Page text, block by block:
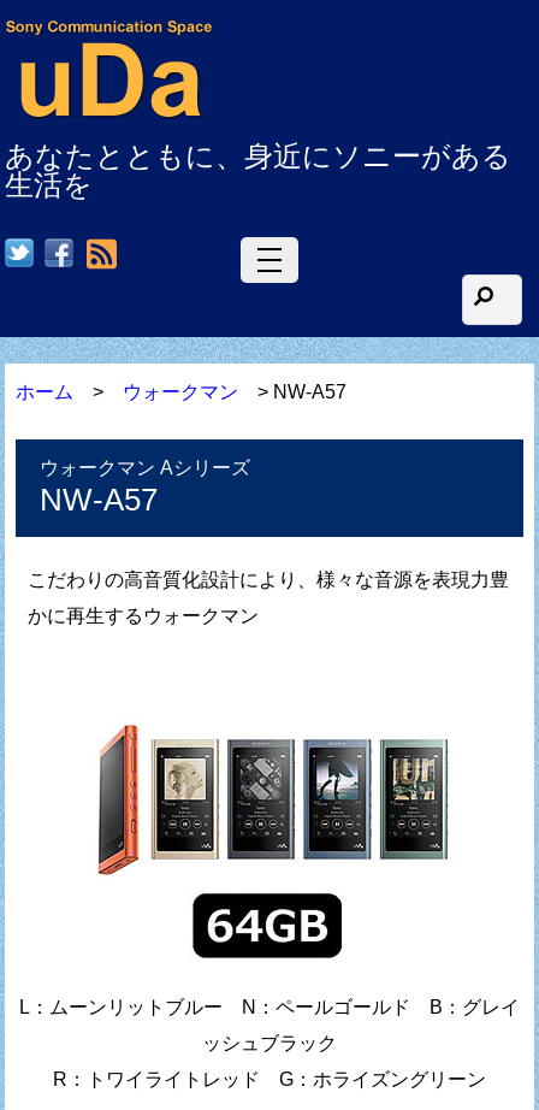
あなたとともに、身近にソニーがある
生活を
ホーム > ウォークマン > NW-A57
ウォークマン Aシリーズ
NW-A57
こだわりの高音質化設計により、様々な音源を表現力豊
かに再生するウォークマン
L：ムーンリットブルー N：ペールゴールド B：グレイ
ッシュブラック
R：トワイライトレッド G：ホライズングリーン